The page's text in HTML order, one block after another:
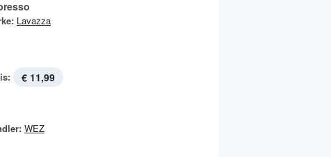
Lavazza
€ 11,99
WEZ